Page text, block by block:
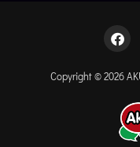
Copyright © 2026